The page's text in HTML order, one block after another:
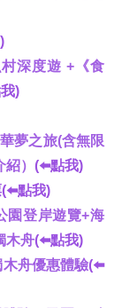
深度遊 +《食
)
夢之旅(含無限
） (⬅️點我)
(⬅️點我)
園登岸遊覽+海
木舟(⬅️點我)
木舟優惠體驗(⬅️